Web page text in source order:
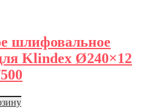
шлифовальное
Klindex Ø240×12